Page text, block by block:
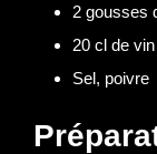
2 gousses
20 cl de
Sel, poivre